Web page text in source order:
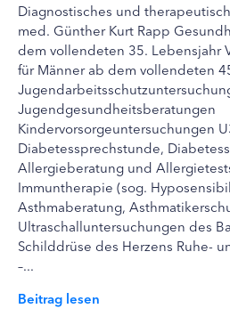
Diagnostisches und
med. Günther Kurt Rapp
dem vollendeten 35. Lebensjahr
für Männer ab dem vollendeten
Jugendgesundheitsberatungen
Kindervorsorgeuntersuchungen
Diabetessprechstunde,
Allergieberatung und
Immuntherapie (sog.
Asthmaberatung,
Ultraschalluntersuchungen des
Schilddrüse des Herzens Ruhe-
–...
Beitrag lesen